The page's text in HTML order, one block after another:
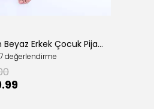
Dinozor Desen Beyaz Erkek Çocuk Pijama Takım
7 değerlendirme